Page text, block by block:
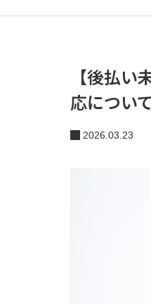
【後払
応について
2026.03.23